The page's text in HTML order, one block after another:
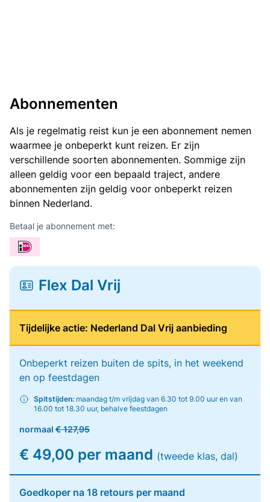
Abonnementen
Als je regelmatig reist kun je een abonnement nemen
waarmee je onbeperkt kunt reizen. Er zijn
verschillende soorten abonnementen. Sommige zijn
alleen geldig voor een bepaald traject, andere
abonnementen zijn geldig voor onbeperkt reizen
binnen Nederland.
Betaal je abonnement met:
Flex Dal Vrij
Tijdelijke actie: Nederland Dal Vrij aanbieding
Onbeperkt reizen buiten de spits, in het weekend
en op feestdagen
Spitstijden: maandag t/m vrijdag van 6.30 tot 9.00 uur en van
16.00 tot 18.30 uur, behalve feestdagen
normaal € 127,95
€ 49,00 per maand (tweede klas, dal)
Goedkoper na 18 retours per maand